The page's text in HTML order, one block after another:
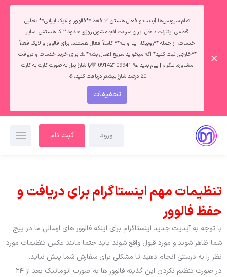
تمام سرویس‌ها آپدیت و فعال هستن ✅ فقط **فالوور و لایک ایرانی** به‌دلیل
قطعی اینترنت داخل ایران سرعت انجامشون روزی حدود ۲ کا هستش. سایر
خدمات، از جمله **روبیکا، ایتا و بله** کاملاً فعال هستند. برای فالوور و لایک فعلاً
**خارجی ثبت کنید* اگه میخواید سریع اعمال بشه* ⚠️ برای خرید خدمات و دریافت
مشاوره: تلگرام | پیام بدید 📞 09142109941 💚با شارژ پنل به صورت کارت به کارت
20 درصد شارژ بیشتر دریافت کنید،🌷
تخفیفات
ورود ثبت نام
تنظیمات مهم اینستاگرام برای دریافت و
حفظ فالوور
با توجه به آپدیت جدید اینستاگرام برای اینکه فالوور های ارسالی ما در پیج
شما ظاهر شوند و مورد قبول واقع شوند باید حتما مانند عکس تنظیمات مورد
نظر را به درستی انجام دهید تا مشکلی برای سفارش شما پیش نیاید.
در صورت تنظیم نکردن این گذینه فالوور ها به صورت اتوماتیک بعد از ۲۴